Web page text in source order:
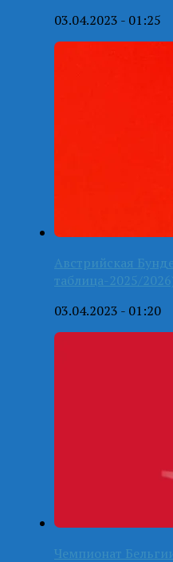
03.04.2023 - 01:25
Австрийская
таблица-2025/
03.04.2023 - 01:20
Чемпионат